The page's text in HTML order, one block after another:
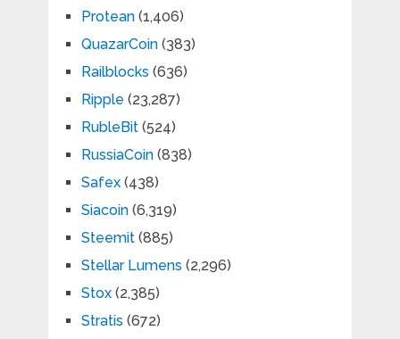
Protean(1,406)
QuazarCoin(383)
Railblocks (636)
Ripple (23,287)
RubleBit(524)
RussiaCoin(838)
Safex(438)
Siacoin(6,319)
Steemit(885)
Stellar Lumens (2,296)
Stox(2,385)
Stratis (672)